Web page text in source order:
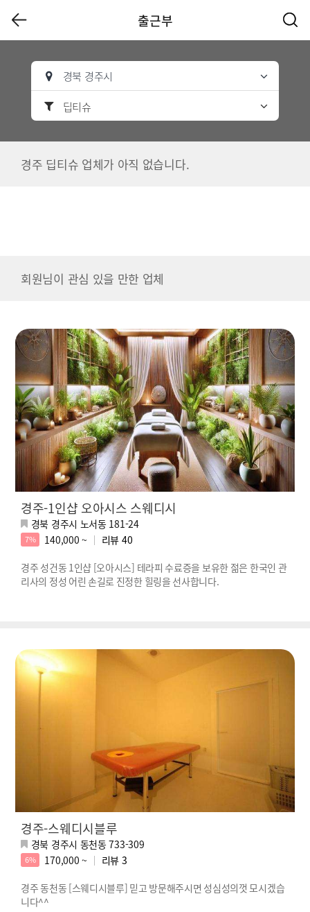
출근부
경북 경주시
딥티슈
경주 딥티슈 업체가 아직 없습니다.
회원님이 관심 있을 만한 업체
경주-1인샵 오아시스 스웨디시
경북 경주시 노서동 181-24
7% 140,000 ~ 리뷰 40
경주 성건동 1인샵 [오아시스] 테라피 수료증을 보유한 젊은 한국인 관
리사의 정성 어린 손길로 진정한 힐링을 선사합니다.
경주-스웨디시블루
경북 경주시 동천동 733-309
6% 170,000 ~ 리뷰 3
경주 동천동 [스웨디시블루] 믿고 방문해주시면 성심성의껏 모시겠습
니다^^